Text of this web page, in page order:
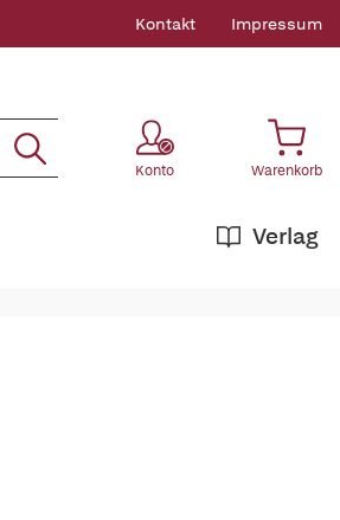
Kontakt Impressum
Konto Warenkorb
Verlag